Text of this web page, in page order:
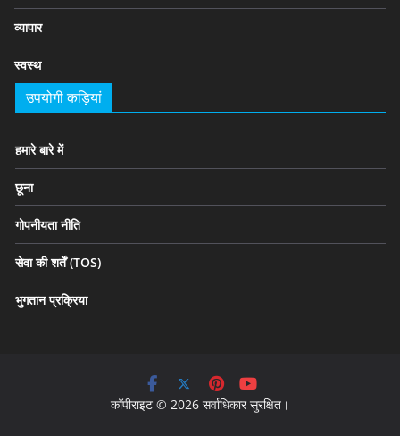
व्यापार
स्वस्थ
उपयोगी कड़ियां
हमारे बारे में
छूना
गोपनीयता नीति
सेवा की शर्तें (TOS)
भुगतान प्रक्रिया
कॉपीराइट © 2026 सर्वाधिकार सुरक्षित।